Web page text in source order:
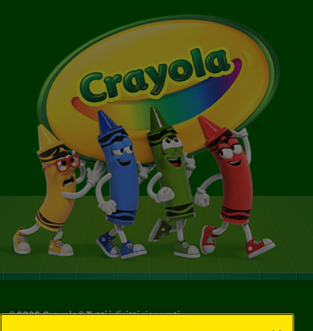
©2026Crayola® Tutti i diritti riservati.